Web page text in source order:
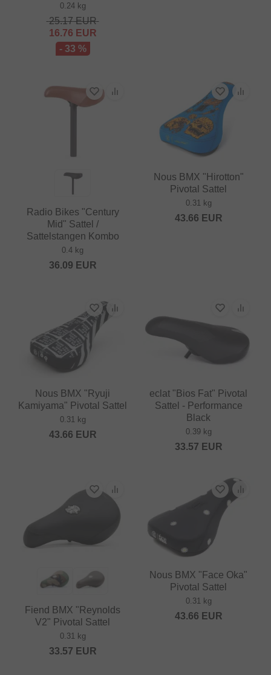
0.24 kg
25.17EUR
16.76 EUR
- 33 %
Radio Bikes "Century
Mid" Sattel /
Sattelstangen Kombo
0.4 kg
36.09 EUR
Nous BMX "Hirotton"
Pivotal Sattel
0.31 kg
43.66 EUR
Nous BMX "Ryuji
Kamiyama" Pivotal Sattel
0.31 kg
43.66 EUR
eclat "Bios Fat" Pivotal
Sattel - Performance
Black
0.39 kg
33.57 EUR
Fiend BMX "Reynolds
V2" Pivotal Sattel
0.31 kg
33.57 EUR
Nous BMX "Face Oka"
Pivotal Sattel
0.31 kg
43.66 EUR